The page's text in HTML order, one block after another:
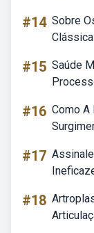
#14 Sobre
#15 Saúde
#16 Como A
#17
#18